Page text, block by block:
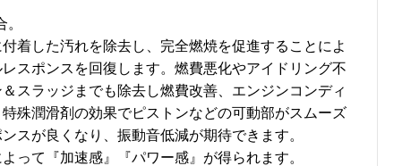
着した汚れを除去し、完全燃焼を促進することによ
スポンスを回復します。燃費悪化やアイドリング不
スラッジまでも除去し燃費改善、エンジンコンディ
殊潤滑剤の効果でピストンなどの可動部がスムーズ
スが良くなり、振動音低減が期待できます。
って『加速感』『パワー感』が得られます。